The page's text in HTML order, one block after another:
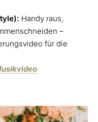
Handy raus,
–
für die